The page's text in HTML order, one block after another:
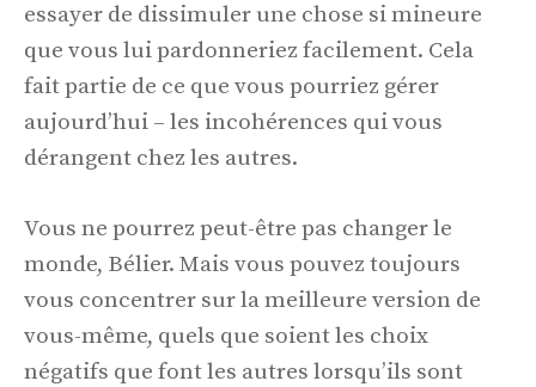
essayer de dissimuler une chose si mineure
que vous lui pardonneriez facilement. Cela
fait partie de ce que vous pourriez gérer
aujourd’hui – les incohérences qui vous
dérangent chez les autres.
Vous ne pourrez peut-être pas changer le
monde, Bélier. Mais vous pouvez toujours
vous concentrer sur la meilleure version de
vous-même, quels que soient les choix
négatifs que font les autres lorsqu’ils sont